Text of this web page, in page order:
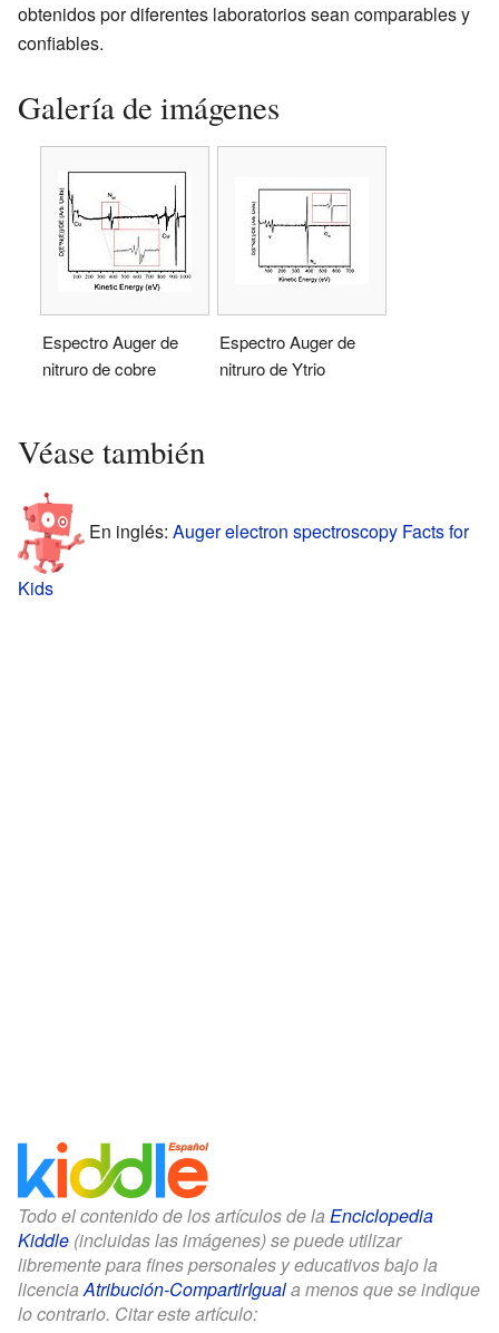
obtenidos por diferentes laboratorios sean comparables y
confiables.
Galería de imágenes
Espectro Auger de
nitruro de cobre
Espectro Auger de
nitruro de Ytrio
Véase también
En inglés: Auger electron spectroscopy Facts for
Kids
Todo el contenido de los artículos de la Enciclopedia
Kiddle (incluidas las imágenes) se puede utilizar
libremente para fines personales y educativos bajo la
licencia Atribución-CompartirIguala menos que se indique
lo contrario. Citar este artículo: